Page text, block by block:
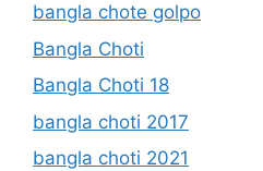
bangla chote golpo
Bangla Choti
Bangla Choti 18
bangla choti 2017
bangla choti 2021